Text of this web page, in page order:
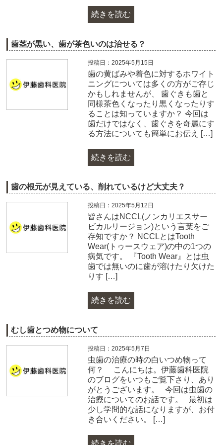
続きを読む
歯茎が黒い、歯が茶色いのは治せる？
投稿日：2025年5月15日
歯の黄ばみや着色に対するホワイト
ニングについては多くの方がご存じ
かもしれませんが、 歯ぐきも歯と
同様茶色くなったり黒くなったりす
ることは知っていますか？ 今回は
歯だけではなく、歯ぐきを奇麗にす
る方法についても簡単にお伝え […]
続きを読む
歯の根元が見えている、削れているけど大丈夫？
投稿日：2025年5月12日
皆さんはNCCL(ノンカリエスサー
ビカルリージョン)という言葉をご
存知ですか？ NCCLとはTooth
Wear(トゥースウェア)の中の1つの
病気です。 『Tooth Wear』とは虫
歯では無いのに歯が溶けたり欠けた
りす […]
続きを読む
むし歯とつめ物について
投稿日：2025年5月7日
虫歯の治療の時の白いつめ物って
何？ こんにちは。伊藤歯科医院
のブログをいつもご覧下さり、あり
がとうございます。 今回は虫歯の
治療についてのお話です。 最初は
少し学問的な話になりますが、お付
き合いください。 […]
続きを読む